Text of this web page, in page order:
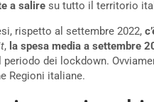
a salire su tutto il territorio
rispetto al settembre 2022,
, la spesa media a settembre
dei lockdown.
Regioni italiane.